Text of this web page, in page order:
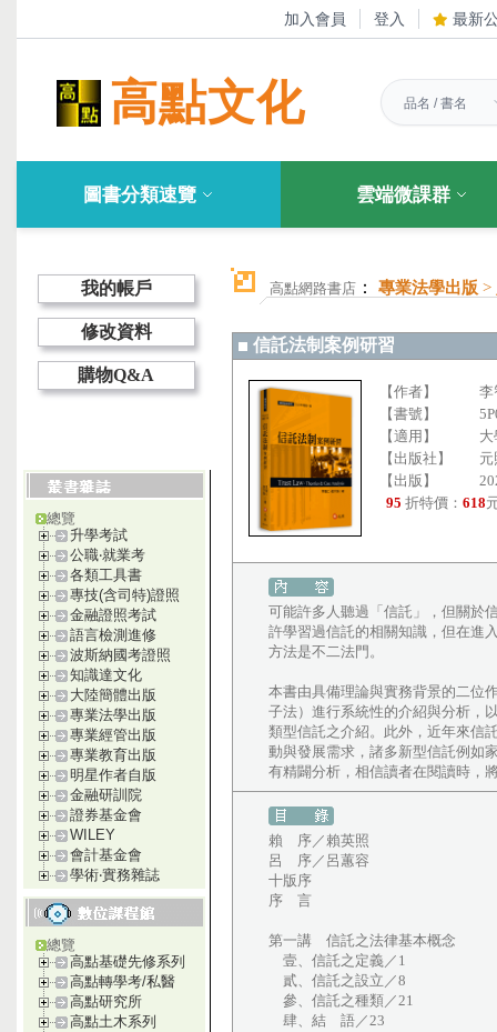
加入會員 登入 最新
高點文化
圖書分類速覽 雲端微課群
我的帳戶
修改資料
購物Q&A
總覽
升學考試
公職‧就業考
各類工具書
專技(含司特)證照
金融證照考試
語言檢測進修
波斯納國考證照
知識達文化
大陸簡體出版
專業法學出版
專業經管出版
專業教育出版
明星作者自版
金融研訓院
證券基金會
WILEY
會計基金會
學術‧實務雜誌
總覽
高點基礎先修系列
高點轉學考/私醫
高點研究所
高點土木系列
高點網路書店 ： 專業法學出版 >
信託法制案例研習
【作者】
【書號】
【適用】
【出版社】
【出版】
95 折特價： 618
可能許多人聽過「信託」，但關於
許學習過信託的相關知識，但在進
方法是不二法門。
本書由具備理論與實務背景的二位
子法）進行系統性的介紹與分析，
類型信託之介紹。此外，近年來信
動與發展需求，諸多新型信託例如
有精闢分析，相信讀者在閱讀時，
賴 序／賴英照
呂 序／呂蕙容
十版序
序 言
第一講 信託之法律基本概念
壹、信託之定義／1
貳、信託之設立／8
參、信託之種類／21
肆、結 語／23